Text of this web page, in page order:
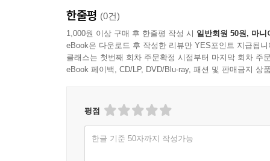
한줄평 (0건)
1,000원 이상 구매 후 한줄평 작성 시 일반회원 50원, 마니
eBook은 다운로드 후 작성한 리뷰만 YES포인트 지급됩니
클래스는 첫번째 회차 주문확정 시점부터 마지막 회차 주
eBook 페이백, CD/LP, DVD/Blu-ray, 패션 및 판매금지 상
평점
한글 기준 50자까지 작성가능